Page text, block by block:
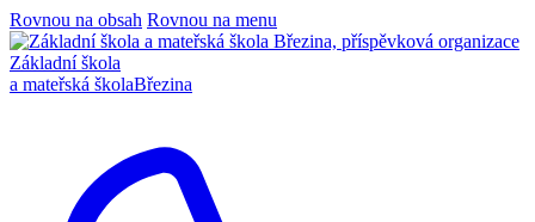
Rovnou na obsah Rovnou na menu
Základní škola
a mateřská školaBřezina